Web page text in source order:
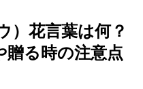
）花言葉は何？
贈る時の注意点